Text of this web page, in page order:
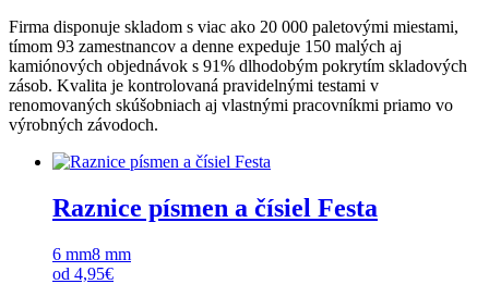
Firma disponuje skladom s viac ako 20 000 paletovými miestami,
tímom 93 zamestnancov a denne expeduje 150 malých aj
kamiónových objednávok s 91% dlhodobým pokrytím skladových
zásob. Kvalita je kontrolovaná pravidelnými testami v
renomovaných skúšobniach aj vlastnými pracovníkmi priamo vo
výrobných závodoch.
Raznice písmen a čísiel Festa
6 mm8 mm
od 4,95€